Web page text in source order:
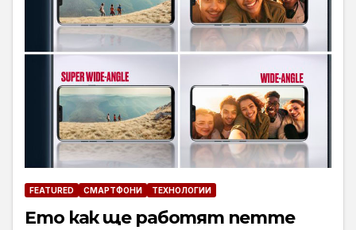
FEATURED СМАРТФОНИ ТЕХНОЛОГИИ
Ето как ще работят петте